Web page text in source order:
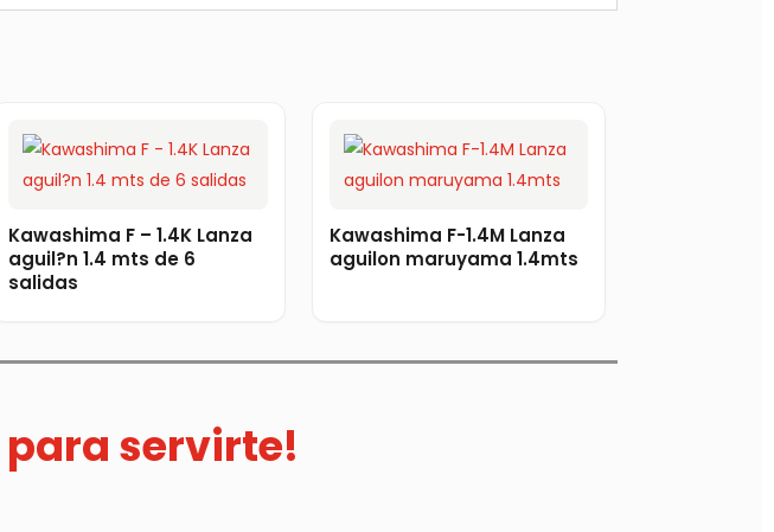
Kawashima F – 1.4K Lanza
aguil?n 1.4 mts de 6
salidas
Kawashima F-1.4M Lanza
aguilon maruyama 1.4mts
para servirte!